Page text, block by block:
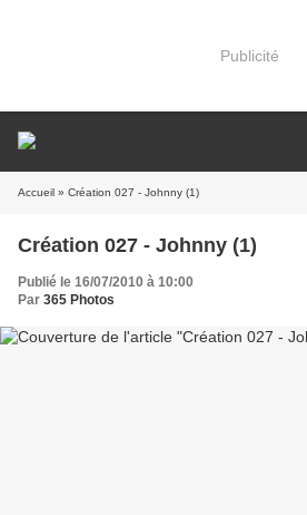
Publicité
Accueil » Création 027 - Johnny (1)
Création 027 - Johnny (1)
Publié le 16/07/2010 à 10:00
Par 365 Photos